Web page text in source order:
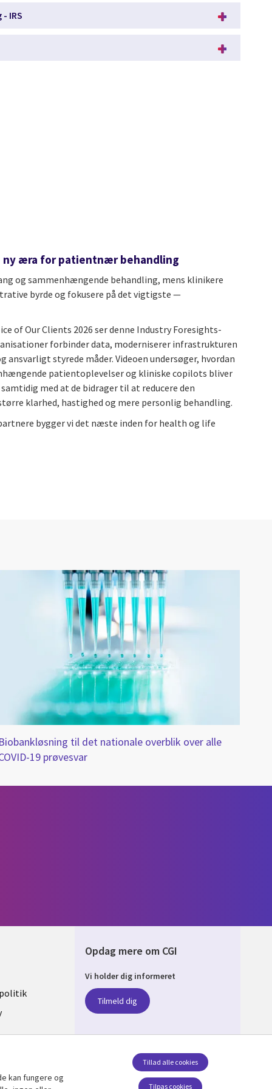
IRS
ny æra for patientnær behandling
og sammenhængende behandling, mens klinikere
byrde og fokusere på det vigtigste —
of Our Clients 2026 ser denne Industry Foresights-
forbinder data, moderniserer infrastrukturen
ansvarligt styrede måder. Videoen undersøger, hvordan
patientoplevelser og kliniske copilots bliver
med at de bidrager til at reducere den
klarhed, hastighed og mere personlig behandling.
bygger vi det næste inden for health og life
til det nationale overblik over alle
19 prøvesvar
Opdag mere om CGI
Vi holder dig informeret
Tilmeld dig
kan fungere og
Tilpas cookies
Tillad alle cookies